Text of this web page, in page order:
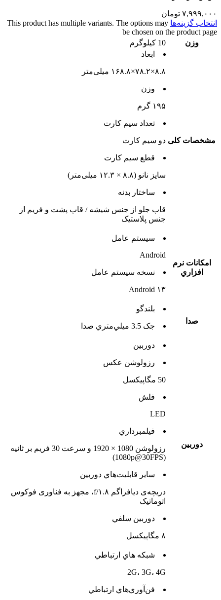
۷,۹۹۹,۰۰۰ تومان
انتخاب گزینه‌ها This product has multiple variants. The options may
be chosen on the product page
وزن
10 کیلوگرم
مشخصات کلی
ابعاد
۸.۸×۷۸.۲×۱۶۸.۸ میلی‌متر
وزن
۱۹۵ گرم
تعداد سيم کارت
دو سيم کارت
قطع سيم کارت
سایز نانو (۸.۸ × ۱۲.۳ میلی‌متر)
ساختار بدنه
قاب جلو از جنس شیشه / قاب پشت و فریم از
جنس پلاستیک
امکانات نرم
افزاري
سيستم عامل
Android
نسخه سيستم عامل
Android ۱۳
صدا
بلندگو
جک 3.5 ميلي‌متري صدا
دوربين
دوربين
رزولوشن عکس
50 مگاپیکسل
فلش
LED
فيلمبرداري
رزولوشن 1080 × 1920 و سرعت 30 فریم بر ثانیه
(1080p@30FPS)
ساير قابليت‌هاي دوربين
دریچه‌ی دیافراگم f/۱.۸، مجهز به فناوری فوکوس
اتوماتیک
دوربين سلفي
۸ مگاپیکسل
شبکه هاي ارتباطي
2G، 3G، 4G
فن‌آوري‌هاي ارتباطي